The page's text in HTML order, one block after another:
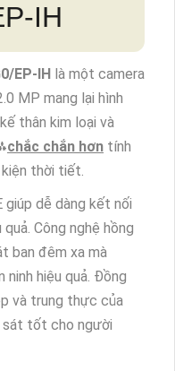
IH
EP-IH là một camera
MP mang lại hình
thân kim loại và
chắc chắn hơn tính
thời tiết.
giúp dễ dàng kết nối
Công nghệ hồng
ban đêm xa mà
ninh hiệu quả. Đồng
và trung thực của
sát tốt cho người